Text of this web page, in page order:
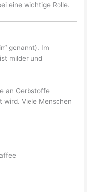
eine wichtige Rolle.
genannt). Im
milder und
an Gerbstoffe
wird. Viele Menschen